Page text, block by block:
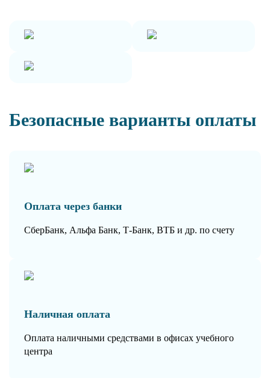
Безопасные варианты оплаты
Оплата через банки
СберБанк, Альфа Банк, Т-Банк, ВТБ и др. по счету
Наличная оплата
Оплата наличными средствами в офисах учебного
центра